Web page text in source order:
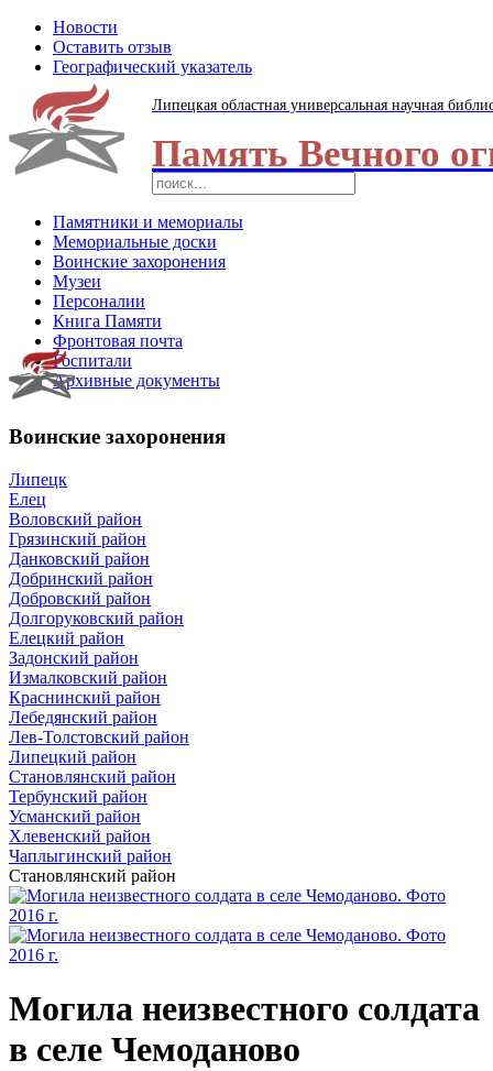
Новости
Оставить отзыв
Географический указатель
Липецкая областная универсальная научная
Память Вечного
Памятники и мемориалы
Мемориальные доски
Воинские захоронения
Музеи
Персоналии
Книга Памяти
Фронтовая почта
Госпитали
Архивные документы
Воинские захоронения
Липецк
Елец
Воловский район
Грязинский район
Данковский район
Добринский район
Добровский район
Долгоруковский район
Елецкий район
Задонский район
Измалковский район
Краснинский район
Лебедянский район
Лев-Толстовский район
Липецкий район
Становлянский район
Тербунский район
Усманский район
Хлевенский район
Чаплыгинский район
Становлянский район
Могила неизвестного солдата
в селе Чемоданово